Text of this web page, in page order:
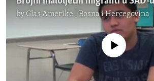
by Glas Amerike | Bosna i Hercegovina
No media source currently